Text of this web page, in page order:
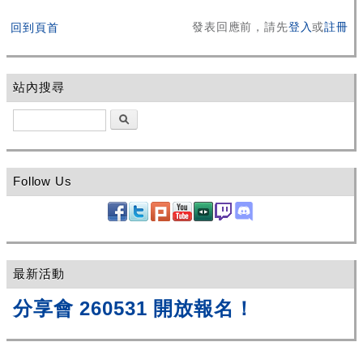
回到頁首 發表回應前，請先登入或註冊
站內搜尋
Follow Us
最新活動
分享會 260531 開放報名！